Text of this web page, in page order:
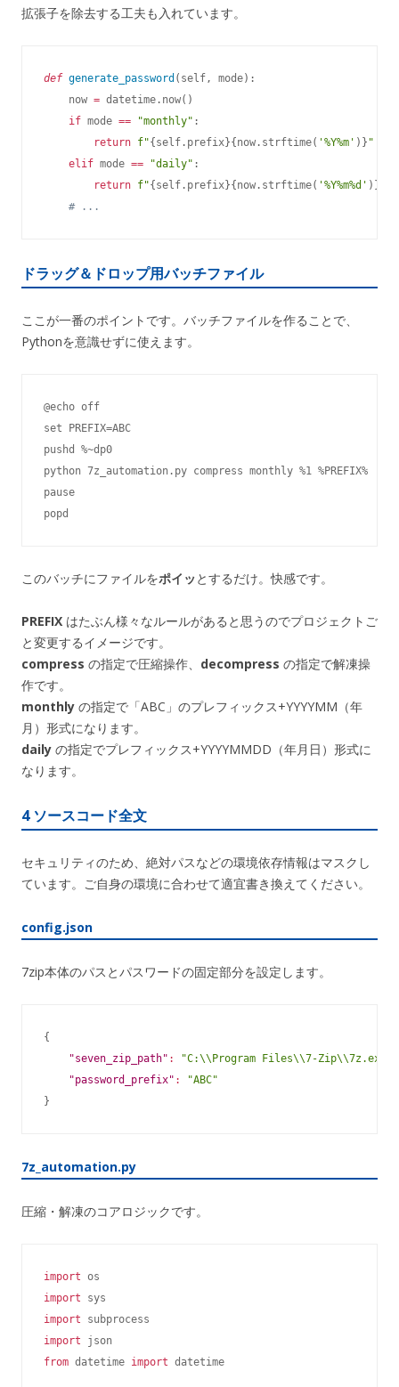
拡張子を除去する工夫も入れています。
def generate_password ( self , mode) :
    now
= datetime . now( )
if mode == "monthly" :
return f"{self . prefix}{now . strftime( '%Y%m' ) } "
elif mode == "daily" :
return f"{self . prefix}{now . strftime( '%Y%m%d' ) }
# ...
ドラッグ＆ドロップ用バッチファイル
ここが一番のポイントです。バッチファイルを作ることで、
Pythonを意識せずに使えます。
@echo off
set PREFIX=ABC
pushd %~dp0
python 7z_automation.py compress monthly %1 %PREFIX%
pause
popd
このバッチにファイルをポイッとするだけ。快感です。
PREFIX はたぶん様々なルールがあると思うのでプロジェクトご
と変更するイメージです。
compress の指定で圧縮操作、 decompress の指定で解凍操
作です。
monthly の指定で「ABC」のプレフィックス+YYYYMM（年
月）形式になります。
daily の指定でプレフィックス+YYYYMMDD（年月日）形式に
なります。
4 ソースコード全文
セキュリティのため、絶対パスなどの環境依存情報はマスクし
ています。ご自身の環境に合わせて適宜書き換えてください。
config.json
7zip本体のパスとパスワードの固定部分を設定します。
{
"seven_zip_path" : "C:\\Program Files\\7-Zip\\7z.exe"
"password_prefix" :
"ABC"
}
7z_automation.py
圧縮・解凍のコアロジックです。
import
import
import
import
from datetime import datetime